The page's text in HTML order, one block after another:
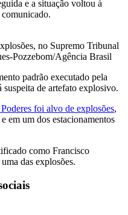
e a situação voltou à
no Supremo Tribunal
Pozzebom/Agência Brasil
padrão executado pela
de artefato explosivo.
foi alvo de explosões,
em um dos estacionamentos
como Francisco
das explosões.